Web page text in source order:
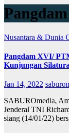
Nusantara & Dunia
Pangdam XVI/
Kunjungan
Jan 14, 2022
SABUROmedia,
Jenderal TNI
siang (14/01/22)